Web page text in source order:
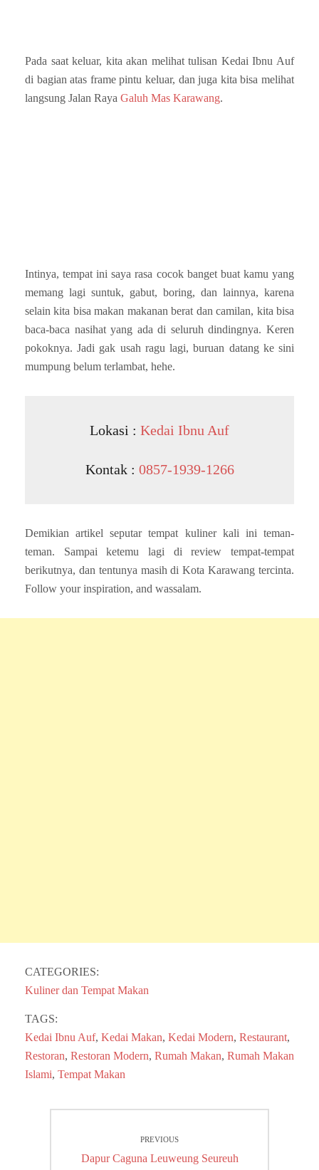
Pada saat keluar, kita akan melihat tulisan Kedai Ibnu Auf
di bagian atas frame pintu keluar, dan juga kita bisa melihat
langsung Jalan Raya Galuh Mas Karawang.
Intinya, tempat ini saya rasa cocok banget buat kamu yang
memang lagi suntuk, gabut, boring, dan lainnya, karena
selain kita bisa makan makanan berat dan camilan, kita bisa
baca-baca nasihat yang ada di seluruh dindingnya. Keren
pokoknya. Jadi gak usah ragu lagi, buruan datang ke sini
mumpung belum terlambat, hehe.
Lokasi : Kedai Ibnu Auf
Kontak : 0857-1939-1266
Demikian artikel seputar tempat kuliner kali ini teman-
teman. Sampai ketemu lagi di review tempat-tempat
berikutnya, dan tentunya masih di Kota Karawang tercinta.
Follow your inspiration, and wassalam.
CATEGORIES:
Kuliner dan Tempat Makan
TAGS:
Kedai Ibnu Auf, Kedai Makan, Kedai Modern, Restaurant,
Restoran, Restoran Modern, Rumah Makan, Rumah Makan
Islami, Tempat Makan
navigationPREVIOUS
Previous
Dapur Caguna Leuweung Seureuh